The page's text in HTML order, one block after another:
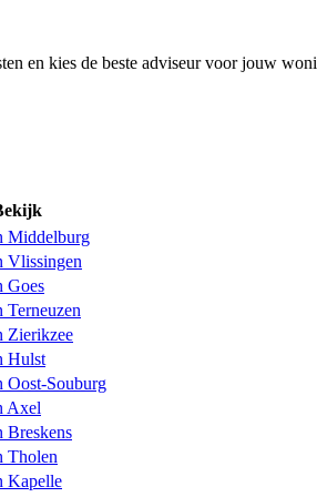
en kies de beste adviseur voor jouw
Middelburg
Vlissingen
Goes
Terneuzen
Zierikzee
Hulst
Oost-Souburg
Axel
Breskens
Tholen
Kapelle